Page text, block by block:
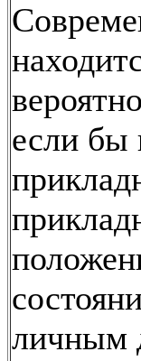
если бы
личным